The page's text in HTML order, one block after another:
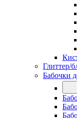
Глиттер/
Бабочки